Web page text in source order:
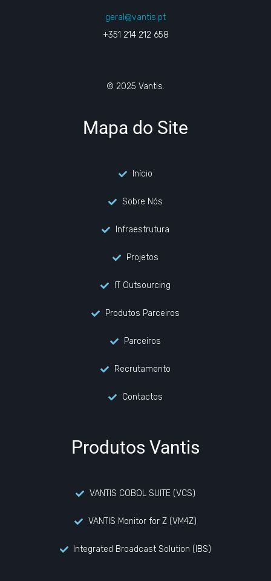
geral@vantis.pt
+351 214 212 658
© 2025 Vantis.
Mapa do Site
Início
Sobre Nós
Infraestrutura
Projetos
IT Outsourcing
Produtos Parceiros
Parceiros
Recrutamento
Contactos
Produtos Vantis
VANTIS COBOL SUITE (VCS)
VANTIS Monitor for Z (VM4Z)
Integrated Broadcast Solution (IBS)